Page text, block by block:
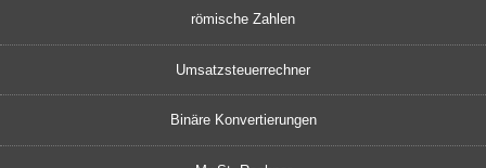
römische Zahlen
Umsatzsteuerrechner
Binäre Konvertierungen